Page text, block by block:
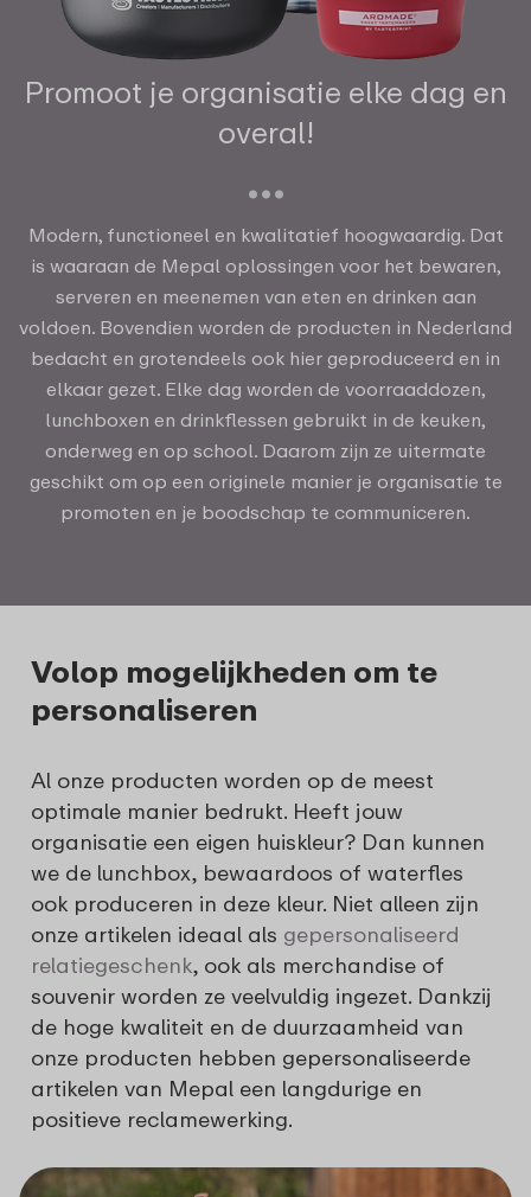
Promoot je organisatie elke dag en
overal!
Modern, functioneel en kwalitatief hoogwaardig. Dat
is waaraan de Mepal oplossingen voor het bewaren,
serveren en meenemen van eten en drinken aan
voldoen. Bovendien worden de producten in Nederland
bedacht en grotendeels ook hier geproduceerd en in
elkaar gezet. Elke dag worden de voorraaddozen,
lunchboxen en drinkflessen gebruikt in de keuken,
onderweg en op school. Daarom zijn ze uitermate
geschikt om op een originele manier je organisatie te
promoten en je boodschap te communiceren.
Volop mogelijkheden om te
personaliseren
Al onze producten worden op de meest
optimale manier bedrukt. Heeft jouw
organisatie een eigen huiskleur? Dan kunnen
we de lunchbox, bewaardoos of waterfles
ook produceren in deze kleur. Niet alleen zijn
onze artikelen ideaal als gepersonaliseerd
relatiegeschenk, ook als merchandise of
souvenir worden ze veelvuldig ingezet. Dankzij
de hoge kwaliteit en de duurzaamheid van
onze producten hebben gepersonaliseerde
artikelen van Mepal een langdurige en
positieve reclamewerking.